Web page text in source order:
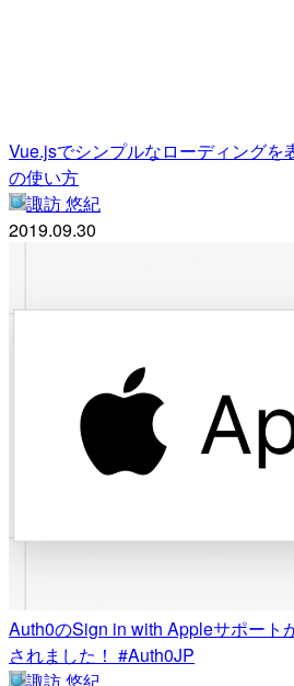
Vue.jsでシンプルなローディングを
の使い方
諏訪 悠紀
2019.09.30
Auth0のSign in with Appleサポート
されました！ #Auth0JP